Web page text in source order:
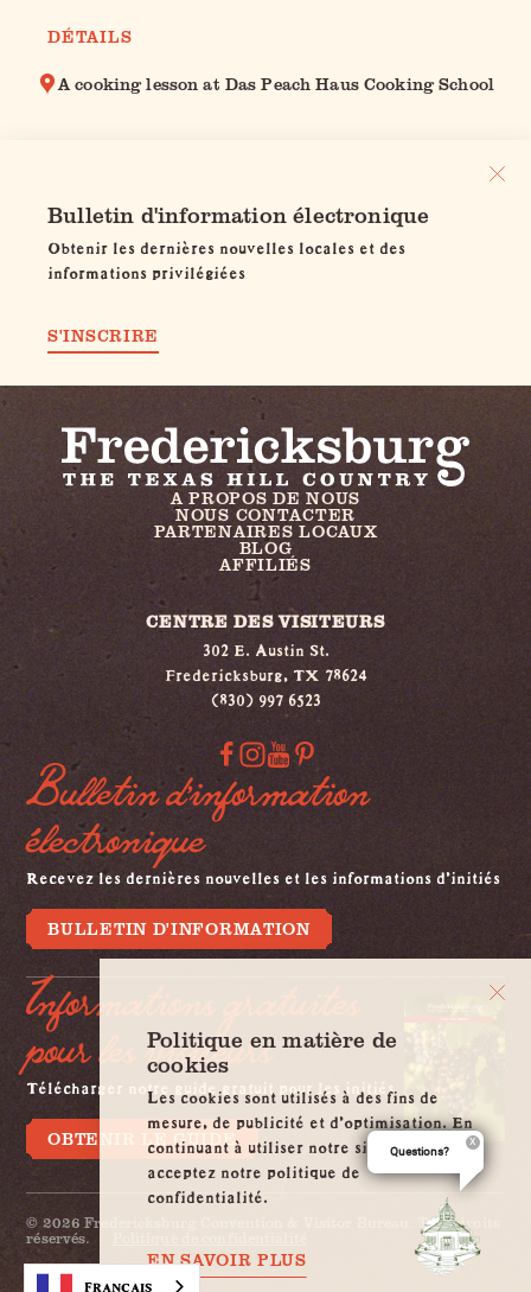
DÉTAILS
A cooking lesson at Das Peach Haus Cooking School
Bulletin d'information électronique
Obtenir les dernières nouvelles locales et des
informations privilégiées
S'INSCRIRE
A PROPOS DE NOUS
NOUS CONTACTER
PARTENAIRES LOCAUX
BLOG
AFFILIÉS
CENTRE DES VISITEURS
302 E. Austin St.
Fredericksburg, TX 78624
(830) 997 6523
Bulletin d'information
électronique
Recevez les dernières nouvelles et les informations d'initiés
BULLETIN D'INFORMATION
Informations gratuites
pour les visiteurs
Télécharger notre guide gratuit pour les initiés
OBTENIR LE GUIDE
© 2026 Fredericksburg Convention & Visitor Bureau. Tous droits
réservés.
Politique en matière de
cookies
Les cookies sont utilisés à des fins de
mesure, de publicité et d'optimisation. En
continuant à utiliser notre site, vous
acceptez notre politique de
confidentialité.
EN SAVOIR PLUS
Français
Questions?